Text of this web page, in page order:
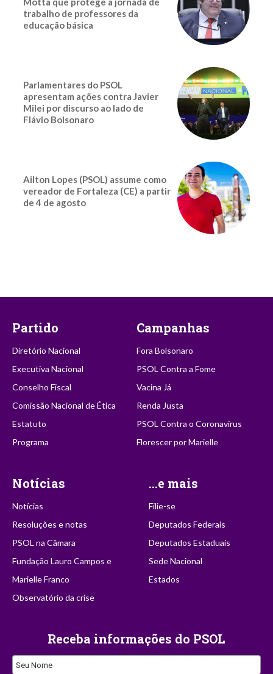
trabalho de professores da
educação básica
Parlamentares do PSOL
apresentam ações contra Javier
Milei por discurso ao lado de
Flávio Bolsonaro
Ailton Lopes (PSOL) assume como
vereador de Fortaleza (CE) a partir
de 4 de agosto
Partido
Diretório Nacional
Executiva Nacional
Conselho Fiscal
Comissão Nacional de Ética
Estatuto
Programa
Campanhas
Fora Bolsonaro
PSOL Contra a Fome
Vacina Já
Renda Justa
PSOL Contra o Coronavírus
Florescer por Marielle
Notícias
Notícias
Resoluções e notas
PSOL na Câmara
Fundação Lauro Campos e
Marielle Franco
Observatório da crise
...e mais
Filie-se
Deputados Federais
Deputados Estaduais
Sede Nacional
Estados
Receba informações do PSOL
Business
Seu Nome